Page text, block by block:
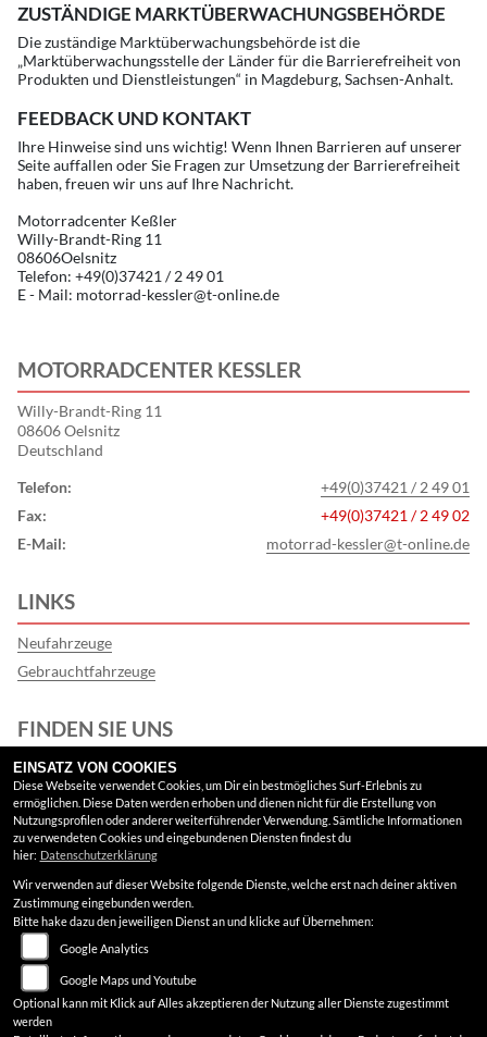
ZUSTÄNDIGE MARKTÜBERWACHUNGSBEHÖRDE
Die zuständige Marktüberwachungsbehörde ist die
„Marktüberwachungsstelle der Länder für die Barrierefreiheit von
Produkten und Dienstleistungen“ in Magdeburg, Sachsen-Anhalt.
FEEDBACK UND KONTAKT
Ihre Hinweise sind uns wichtig! Wenn Ihnen Barrieren auf unserer
Seite auffallen oder Sie Fragen zur Umsetzung der Barrierefreiheit
haben, freuen wir uns auf Ihre Nachricht.
Motorradcenter Keßler
Willy-Brandt-Ring 11
08606Oelsnitz
Telefon: +49(0)37421 / 2 49 01
E - Mail: motorrad-kessler@t-online.de
MOTORRADCENTER KESSLER
Willy-Brandt-Ring 11
08606 Oelsnitz
Deutschland
Telefon:
+49(0)37421 / 2 49 01
Fax:
+49(0)37421 / 2 49 02
E-Mail:
motorrad-kessler@t-online.de
LINKS
Neufahrzeuge
Gebrauchtfahrzeuge
FINDEN SIE UNS
Facebook
Google Maps
RECHTLICHES
AGB
Impressum
Datenschutz
EINSATZ VON COOKIES
Diese Webseite verwendet Cookies, um Dir ein bestmögliches Surf-Erlebnis zu
ermöglichen. Diese Daten werden erhoben und dienen nicht für die Erstellung von
Nutzungsprofilen oder anderer weiterführender Verwendung. Sämtliche Informationen
zu verwendeten Cookies und eingebundenen Diensten findest du
hier: Datenschutzerklärung
Wir verwenden auf dieser Website folgende Dienste, welche erst nach deiner aktiven
Zustimmung eingebunden werden.
Bitte hake dazu den jeweiligen Dienst an und klicke auf Übernehmen:
Google Analytics
Google Maps und Youtube
Optional kann mit Klick auf Alles akzeptieren der Nutzung aller Dienste zugestimmt
werden